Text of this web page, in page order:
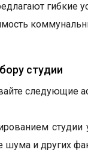
гибкие
студии
следующие
студии
и других